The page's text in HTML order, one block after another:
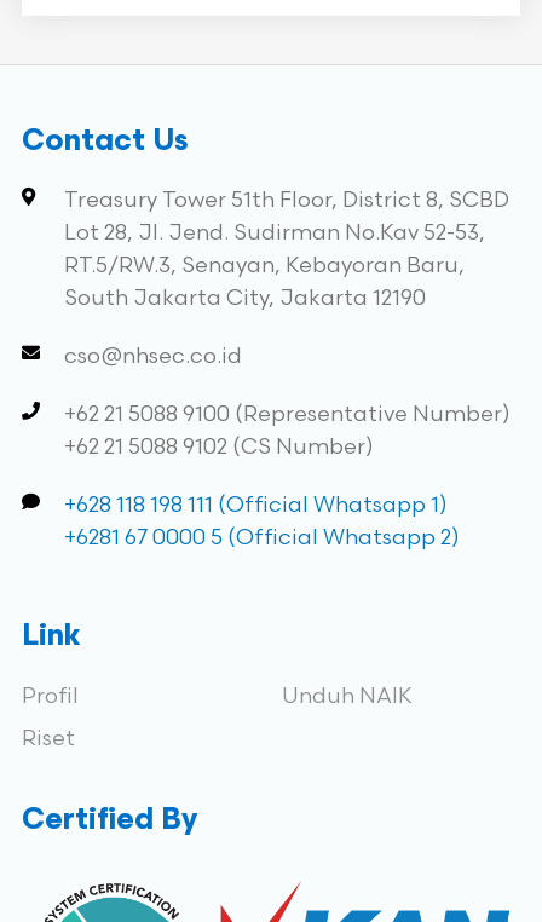
Contact Us
Treasury Tower 51th Floor, District 8, SCBD
Lot 28, Jl. Jend. Sudirman No.Kav 52-53,
RT.5/RW.3, Senayan, Kebayoran Baru,
South Jakarta City, Jakarta 12190
cso@nhsec.co.id
+62 21 5088 9100 (Representative Number)
+62 21 5088 9102 (CS Number)
+628 118 198 111 (Official Whatsapp 1)
+6281 67 0000 5 (Official Whatsapp 2)
Link
Profil
Riset
Unduh NAIK
Certified By